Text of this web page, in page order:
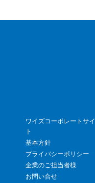
ワイズコーポレートサイ
ト
基本方針
プライバシーポリシー
企業のご担当者様
お問い合せ